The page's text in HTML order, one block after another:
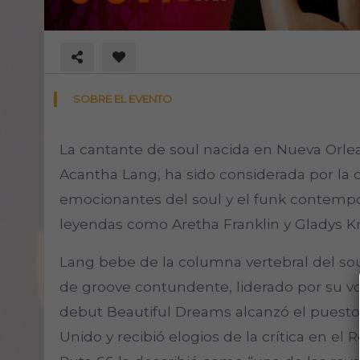
SOBRE EL EVENTO
La cantante de soul nacida en Nueva
Acantha Lang, ha sido considerada por la
emocionantes del soul y el funk
leyendas como Aretha Franklin y Gladys
Lang bebe de la columna vertebral del
de groove contundente, liderado por su
debut Beautiful Dreams alcanzó el
Unido y recibió elogios de la crítica en el